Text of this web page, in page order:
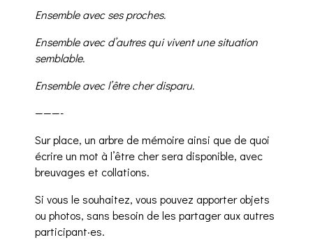
Ensemble avec ses proches.
Ensemble avec d’autres qui vivent une situation
semblable.
Ensemble avec l’être cher disparu.
———-
Sur place, un arbre de mémoire ainsi que de quoi
écrire un mot à l’être cher sera disponible, avec
breuvages et collations.
Si vous le souhaitez, vous pouvez apporter objets
ou photos, sans besoin de les partager aux autres
participant·es.